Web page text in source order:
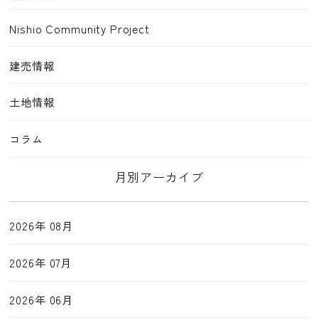
Nishio Community Project
建売情報
土地情報
コラム
月別アーカイブ
2026年 08月
2026年 07月
2026年 06月